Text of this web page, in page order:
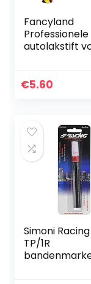
Fancyland
Professionele
autolakstift
lakschade.
€5.60
Simoni Racing
TP/1R